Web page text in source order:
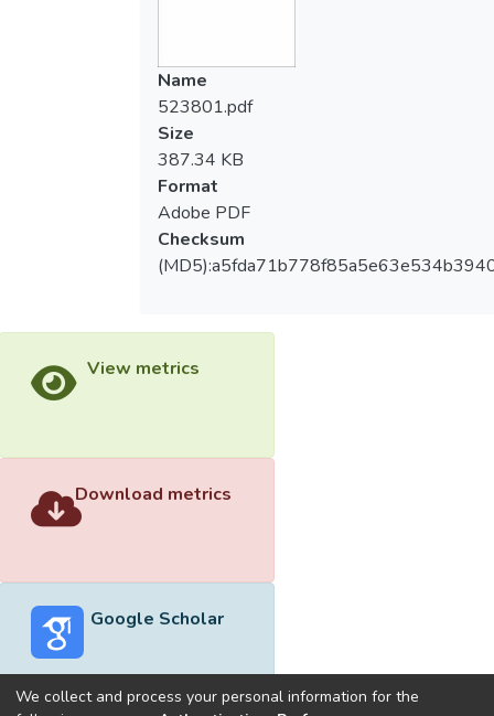
Name
523801.pdf
Size
387.34 KB
Format
Adobe PDF
Checksum
View metrics
Download metrics
Google Scholar
We collect and process your personal information for the